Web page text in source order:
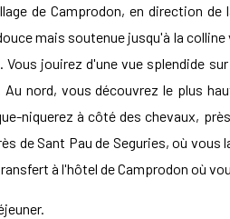
de Camprodon, en direction
mais soutenue jusqu'à la
jouirez d'une vue splendide
nord, vous découvrez le plus
niquerez à côté des chevaux,
de Sant Pau de Seguries, où
à l'hôtel de Camprodon où